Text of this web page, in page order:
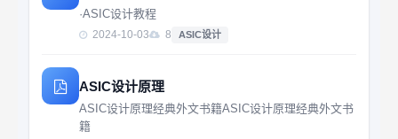
·ASIC设计教程
2024-10-03 8 ASIC设计
ASIC设计原理
ASIC设计原理经典外文书籍ASIC设计原理经典外文书
籍